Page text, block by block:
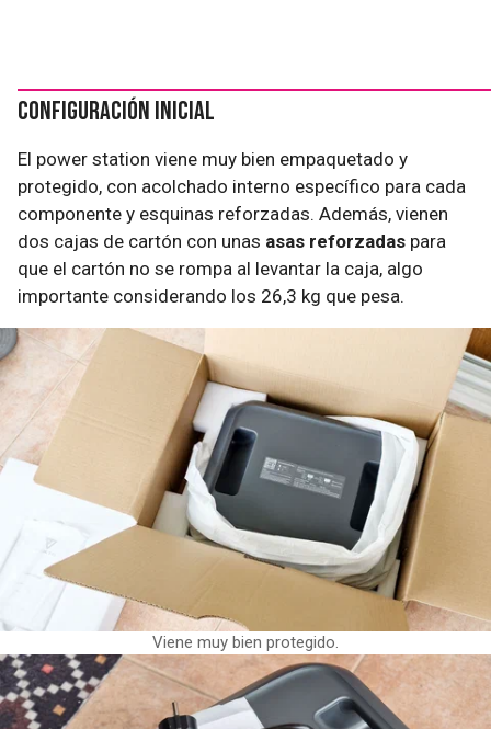
Configuración inicial
El power station viene muy bien empaquetado y
protegido, con acolchado interno específico para cada
componente y esquinas reforzadas. Además, vienen
dos cajas de cartón con unas asas reforzadas para
que el cartón no se rompa al levantar la caja, algo
importante considerando los 26,3 kg que pesa.
Viene muy bien protegido.